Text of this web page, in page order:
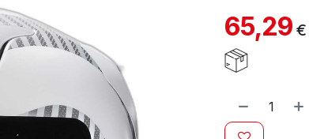
65,29 €